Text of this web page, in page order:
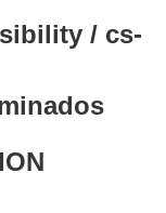
/ cs-